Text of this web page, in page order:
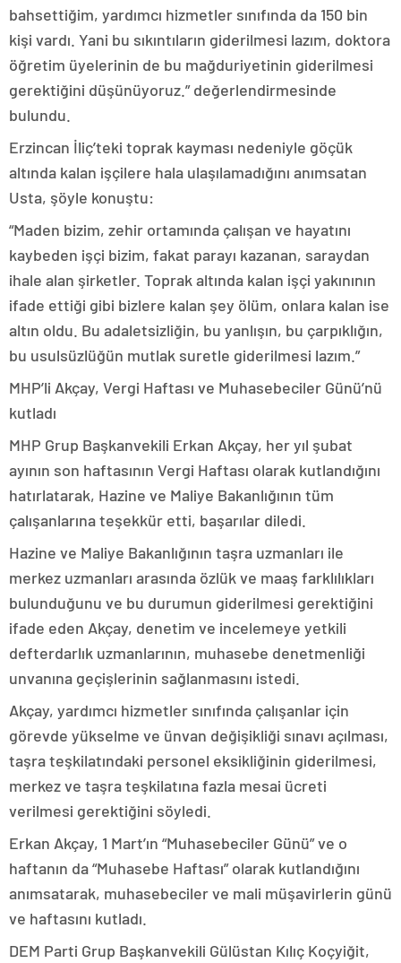
bahsettiğim, yardımcı hizmetler sınıfında da 150 bin
kişi vardı. Yani bu sıkıntıların giderilmesi lazım, doktora
öğretim üyelerinin de bu mağduriyetinin giderilmesi
gerektiğini düşünüyoruz.” değerlendirmesinde
bulundu.
Erzincan İliç’teki toprak kayması nedeniyle göçük
altında kalan işçilere hala ulaşılamadığını anımsatan
Usta, şöyle konuştu:
“Maden bizim, zehir ortamında çalışan ve hayatını
kaybeden işçi bizim, fakat parayı kazanan, saraydan
ihale alan şirketler. Toprak altında kalan işçi yakınının
ifade ettiği gibi bizlere kalan şey ölüm, onlara kalan ise
altın oldu. Bu adaletsizliğin, bu yanlışın, bu çarpıklığın,
bu usulsüzlüğün mutlak suretle giderilmesi lazım.”
MHP’li Akçay, Vergi Haftası ve Muhasebeciler Günü’nü
kutladı
MHP Grup Başkanvekili Erkan Akçay, her yıl şubat
ayının son haftasının Vergi Haftası olarak kutlandığını
hatırlatarak, Hazine ve Maliye Bakanlığının tüm
çalışanlarına teşekkür etti, başarılar diledi.
Hazine ve Maliye Bakanlığının taşra uzmanları ile
merkez uzmanları arasında özlük ve maaş farklılıkları
bulunduğunu ve bu durumun giderilmesi gerektiğini
ifade eden Akçay, denetim ve incelemeye yetkili
defterdarlık uzmanlarının, muhasebe denetmenliği
unvanına geçişlerinin sağlanmasını istedi.
Akçay, yardımcı hizmetler sınıfında çalışanlar için
görevde yükselme ve ünvan değişikliği sınavı açılması,
taşra teşkilatındaki personel eksikliğinin giderilmesi,
merkez ve taşra teşkilatına fazla mesai ücreti
verilmesi gerektiğini söyledi.
Erkan Akçay, 1 Mart’ın “Muhasebeciler Günü” ve o
haftanın da “Muhasebe Haftası” olarak kutlandığını
anımsatarak, muhasebeciler ve mali müşavirlerin günü
ve haftasını kutladı.
DEM Parti Grup Başkanvekili Gülüstan Kılıç Koçyiğit,